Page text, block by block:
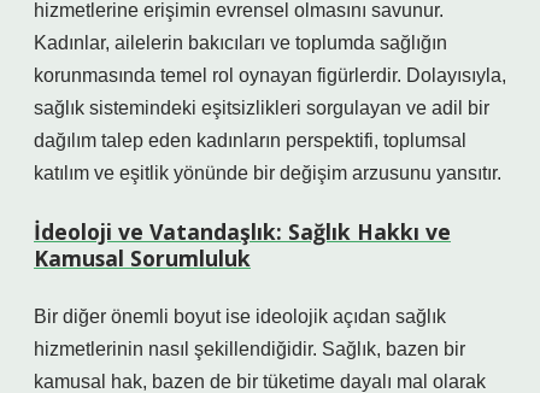
hizmetlerine erişimin evrensel olmasını savunur.
Kadınlar, ailelerin bakıcıları ve toplumda sağlığın
korunmasında temel rol oynayan figürlerdir. Dolayısıyla,
sağlık sistemindeki eşitsizlikleri sorgulayan ve adil bir
dağılım talep eden kadınların perspektifi, toplumsal
katılım ve eşitlik yönünde bir değişim arzusunu yansıtır.
İdeoloji ve Vatandaşlık: Sağlık Hakkı ve
Kamusal Sorumluluk
Bir diğer önemli boyut ise ideolojik açıdan sağlık
hizmetlerinin nasıl şekillendiğidir. Sağlık, bazen bir
kamusal hak, bazen de bir tüketime dayalı mal olarak